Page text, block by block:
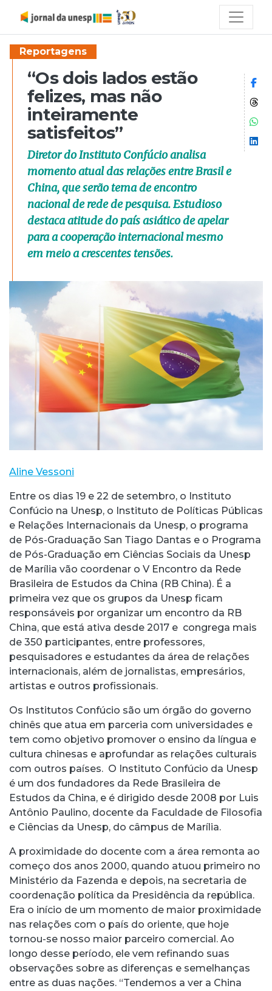
Reportagens
“Os dois lados estão
felizes, mas não
inteiramente
satisfeitos”
Diretor do Instituto Confúcio analisa
momento atual das relações entre Brasil e
China, que serão tema de encontro
nacional de rede de pesquisa. Estudioso
destaca atitude do país asiático de apelar
para a cooperação internacional mesmo
em meio a crescentes tensões.
Aline Vessoni
Entre os dias 19 e 22 de setembro, o Instituto
Confúcio na Unesp, o Instituto de Políticas Públicas
e Relações Internacionais da Unesp, o programa
de Pós-Graduação San Tiago Dantas e o Programa
de Pós-Graduação em Ciências Sociais da Unesp
de Marília vão coordenar o V Encontro da Rede
Brasileira de Estudos da China (RB China). É a
primeira vez que os grupos da Unesp ficam
responsáveis por organizar um encontro da RB
China, que está ativa desde 2017 e congrega mais
de 350 participantes, entre professores,
pesquisadores e estudantes da área de relações
internacionais, além de jornalistas, empresários,
artistas e outros profissionais.
Os Institutos Confúcio são um órgão do governo
chinês que atua em parceria com universidades e
tem como objetivo promover o ensino da língua e
cultura chinesas e aprofundar as relações culturais
com outros países. O Instituto Confúcio da Unesp
é um dos fundadores da Rede Brasileira de
Estudos da China, e é dirigido desde 2008 por Luis
Antônio Paulino, docente da Faculdade de Filosofia
e Ciências da Unesp, do câmpus de Marília.
A proximidade do docente com a área remonta ao
começo dos anos 2000, quando atuou primeiro no
Ministério da Fazenda e depois, na secretaria de
coordenação política da Presidência da república.
Era o início de um momento de maior proximidade
nas relações com o país do oriente, que hoje
tornou-se nosso maior parceiro comercial. Ao
longo desse período, ele vem refinando suas
observações sobre as diferenças e semelhanças
entre as duas nações. “Tendemos a ver a China